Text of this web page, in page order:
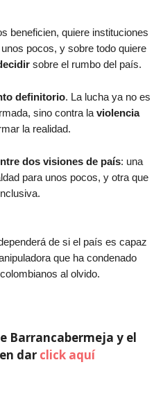
beneficien, quiere instituciones
pocos, y sobre todo quiere
sobre el rumbo del país.
definitorio. La lucha ya no es
sino contra la violencia
la realidad.
dos visiones de país: una
para unos pocos, y otra que
de si el país es capaz
que ha condenado
al olvido.
Barrancabermeja y el
dar click aquí